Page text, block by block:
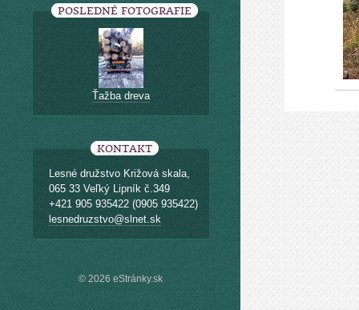
POSLEDNÉ FOTOGRAFIE
Ťažba dreva
KONTAKT
Lesné družstvo Križová skala,
065 33 Veľký Lipník č.349
+421 905 935422 (0905 935422)
lesnedruzstvo@slnet.sk
© 2026 eStránky.sk